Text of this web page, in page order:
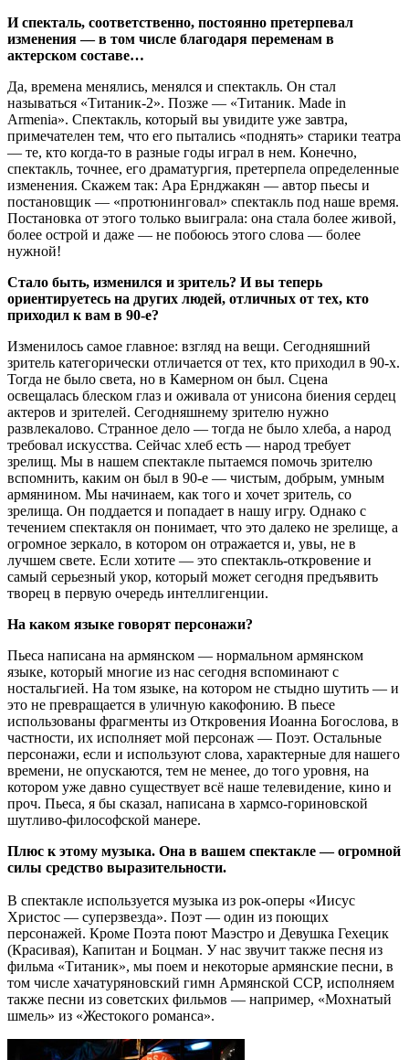
И спекталь, соответственно, постоянно претерпевал
изменения — в том числе благодаря переменам в
актерском составе…
Да, времена менялись, менялся и спектакль. Он стал
называться «Титаник-2». Позже — «Титаник. Made in
Armenia». Спектакль, который вы увидите уже завтра,
примечателен тем, что его пытались «поднять» старики театра
— те, кто когда-то в разные годы играл в нем. Конечно,
спектакль, точнее, его драматургия, претерпела определенные
изменения. Скажем так: Ара Ернджакян — автор пьесы и
постановщик — «протюнинговал» спектакль под наше время.
Постановка от этого только выиграла: она стала более живой,
более острой и даже — не побоюсь этого слова — более
нужной!
Стало быть, изменился и зритель? И вы теперь
ориентируетесь на других людей, отличных от тех, кто
приходил к вам в 90-е?
Изменилось самое главное: взгляд на вещи. Сегодняшний
зритель категорически отличается от тех, кто приходил в 90-х.
Тогда не было света, но в Камерном он был. Сцена
освещалась блеском глаз и оживала от унисона биения сердец
актеров и зрителей. Сегодняшнему зрителю нужно
развлекалово. Странное дело — тогда не было хлеба, а народ
требовал искусства. Сейчас хлеб есть — народ требует
зрелищ. Мы в нашем спектакле пытаемся помочь зрителю
вспомнить, каким он был в 90-е — чистым, добрым, умным
армянином. Мы начинаем, как того и хочет зритель, со
зрелища. Он поддается и попадает в нашу игру. Однако с
течением спектакля он понимает, что это далеко не зрелище, а
огромное зеркало, в котором он отражается и, увы, не в
лучшем свете. Если хотите — это спектакль-откровение и
самый серьезный укор, который может сегодня предъявить
творец в первую очередь интеллигенции.
На каком языке говорят персонажи?
Пьеса написана на армянском — нормальном армянском
языке, который многие из нас сегодня вспоминают с
ностальгией. На том языке, на котором не стыдно шутить — и
это не превращается в уличную какофонию. В пьесе
использованы фрагменты из Откровения Иоанна Богослова, в
частности, их исполняет мой персонаж — Поэт. Остальные
персонажи, если и используют слова, характерные для нашего
времени, не опускаются, тем не менее, до того уровня, на
котором уже давно существует всё наше телевидение, кино и
проч. Пьеса, я бы сказал, написана в хармсо-гориновской
шутливо-философской манере.
Плюс к этому музыка. Она в вашем спектакле — огромной
силы средство выразительности.
В спектакле используется музыка из рок-оперы «Иисус
Христос — суперзвезда». Поэт — один из поющих
персонажей. Кроме Поэта поют Маэстро и Девушка Гехецик
(Красивая), Капитан и Боцман. У нас звучит также песня из
фильма «Титаник», мы поем и некоторые армянские песни, в
том числе хачатуряновский гимн Армянской ССР, исполняем
также песни из советских фильмов — например, «Мохнатый
шмель» из «Жестокого романса».